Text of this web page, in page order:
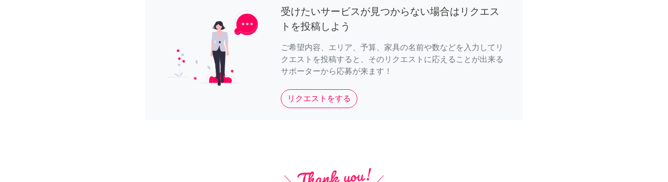
受けたいサービスが見つからない場合はリクエス
トを投稿しよう
ご希望内容、エリア、予算、家具の名前や数などを入力してリ
クエストを投稿すると、そのリクエストに応えることが出来る
サポーターから応募が来ます！
リクエストをする